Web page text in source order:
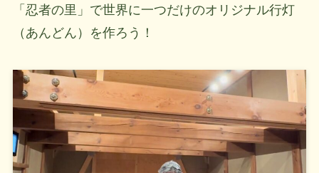
「忍者の里」で世界に一つだけのオリジナル行灯
（あんどん）を作ろう！